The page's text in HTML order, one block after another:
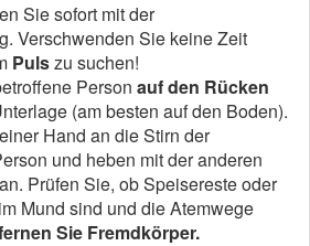
Sie sofort mit der
Verschwenden Sie keine Zeit
Pulszu suchen!
Person auf den Rücken
(am besten auf den Boden).
Hand an die Stirn der
und heben mit der anderen
Prüfen Sie, ob Speisereste oder
Mund sind und die Atemwege
Sie Fremdkörper.